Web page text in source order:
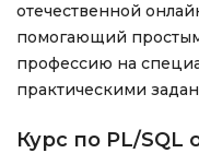
отечественной
помогающий
профессию на
практическими
Курс по PL/SQL